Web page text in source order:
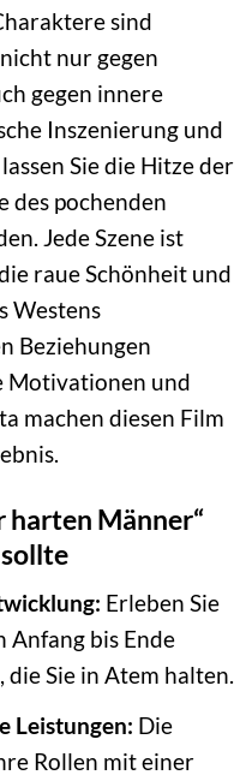
sind
nur gegen
gegen innere
Inszenierung und
Sie die Hitze der
des pochenden
Jede Szene ist
raue Schönheit und
Westens
Beziehungen
Motivationen und
machen diesen Film
harten Männer“
Erleben Sie
Anfang bis Ende
Sie in Atem halten.
Leistungen: Die
Rollen mit einer